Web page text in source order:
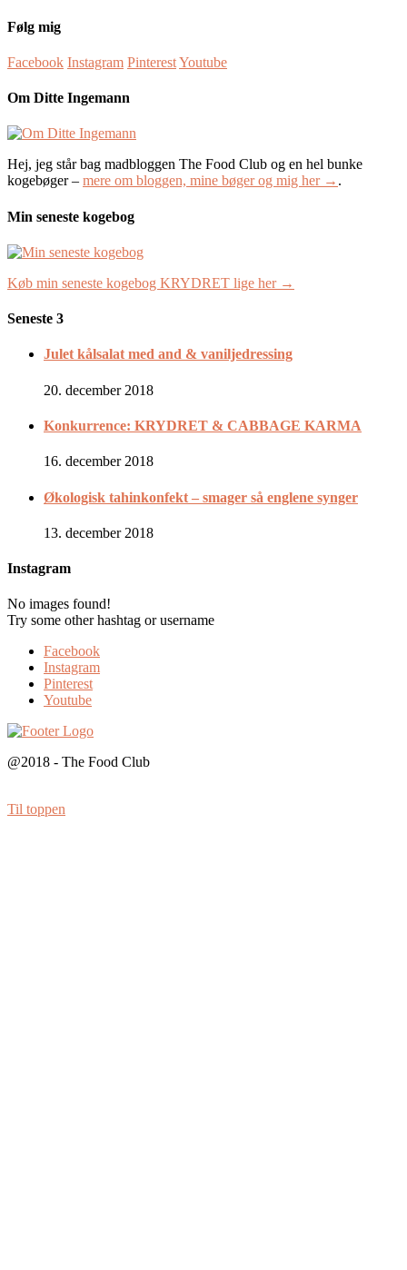
Følg mig
Facebook Instagram PinterestYoutube
Om Ditte Ingemann
Hej, jeg står bag madbloggen The Food Club og en hel bunke
kogebøger – mere om bloggen, mine bøger og mig her → .
Min seneste kogebog
Køb min seneste kogebog KRYDRET lige her →
Seneste 3
Julet kålsalat med and & vaniljedressing
20. december 2018
Konkurrence: KRYDRET & CABBAGE KARMA
16. december 2018
Økologisk tahinkonfekt – smager så englene synger
13. december 2018
Instagram
No images found!
Try some other hashtag or username
Facebook
Instagram
Pinterest
Youtube
@2018 - The Food Club
Til toppen